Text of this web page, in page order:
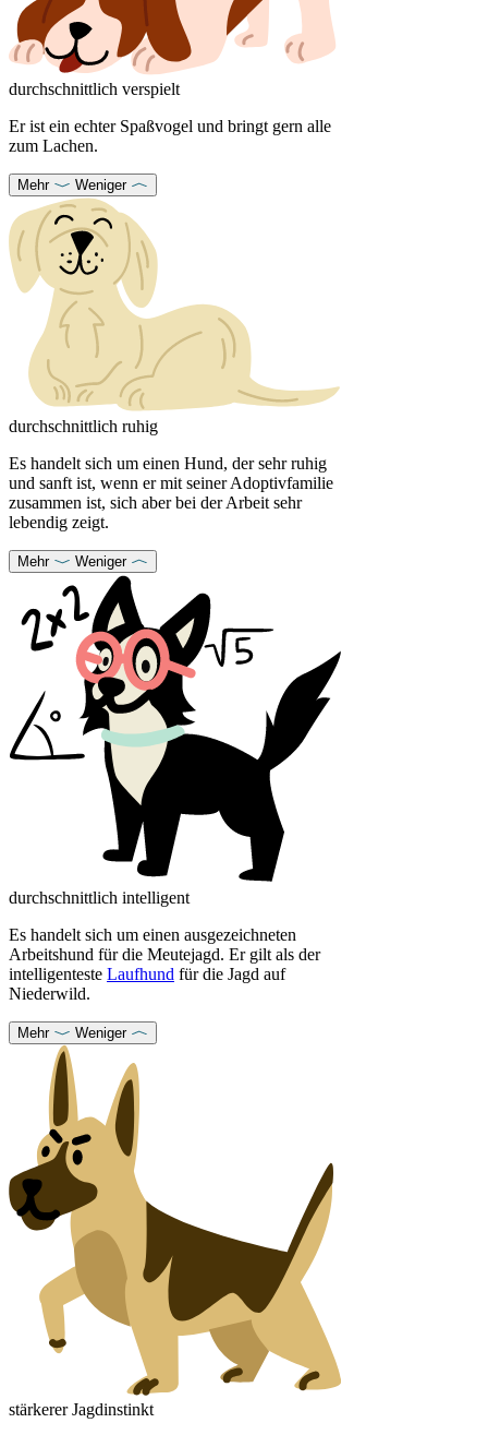
durchschnittlich verspielt
Er ist ein echter Spaßvogel und bringt gern alle
zum Lachen.
Mehr Weniger
durchschnittlich ruhig
Es handelt sich um einen Hund, der sehr ruhig
und sanft ist, wenn er mit seiner Adoptivfamilie
zusammen ist, sich aber bei der Arbeit sehr
lebendig zeigt.
Mehr Weniger
durchschnittlich intelligent
Es handelt sich um einen ausgezeichneten
Arbeitshund für die Meutejagd. Er gilt als der
intelligenteste Laufhund für die Jagd auf
Niederwild.
Mehr Weniger
stärkerer Jagdinstinkt